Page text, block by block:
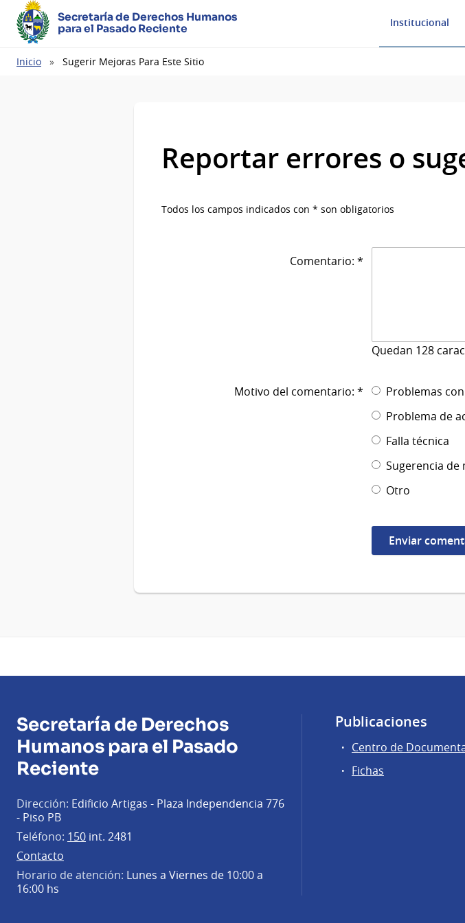
Secretaría de Derechos Humanos
para el Pasado Reciente
Institucional
Ruta
Inicio Sugerir Mejoras Para Este Sitio
Reportar errores o
Todos los campos indicados con * son obligatorios
Comentario: *
Quedan 128
Motivo del comentario: *
Problemas
Problema de
Falla técnica
Sugerencia de
Otro
Secretaría de Derechos
Humanos para el Pasado
Reciente
Dirección: Edificio Artigas - Plaza Independencia 776
- Piso PB
Teléfono: 150 int. 2481
Contacto
Horario de atención: Lunes a Viernes de 10:00 a
16:00 hs
Publicaciones
Centro de
Fichas